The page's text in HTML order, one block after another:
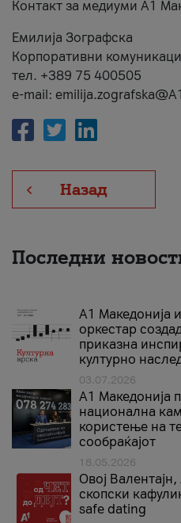
Контакт за медиуми А1
Емилија Зографска
Корпоративни
тел. +389 75 400505
e-mail:
Назад
Последни
А1 Македонија
оркестар
приказна
културно
03.07.2026
A1 Македонија
национална
користење на
сообраќајот
18.05.2026
Овој
скопски
safe dating